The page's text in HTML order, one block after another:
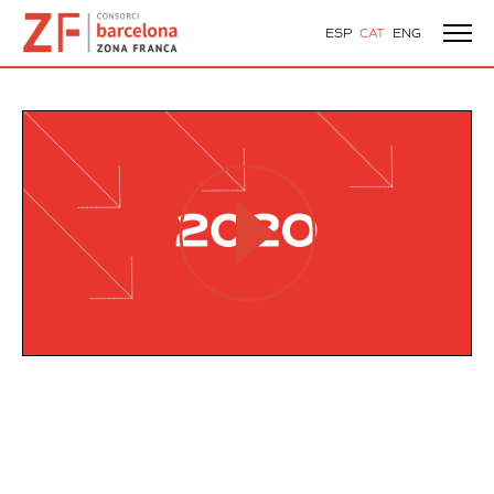
ESP CAT ENG